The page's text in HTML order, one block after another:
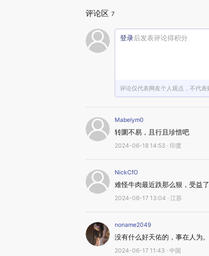
评论区 7
登录后发表评论得积分
评论仅代表网友个人观点，不代表
Mabelym0
转圜不易，且行且珍惜吧
2024-06-18 14:53 · 印度
NickCfO
难怪牛肉最近跌那么狠，受益了
2024-06-17 13:04 · 江苏
noname2049
没有什么好天佑的，事在人为。
2024-06-17 11:43 · 中国